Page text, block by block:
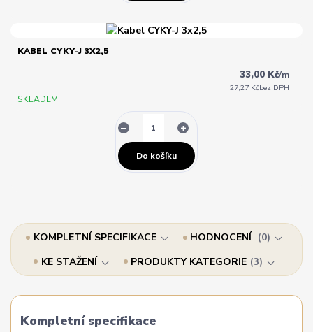
KABEL CYKY-J 3X2,5
33,00 Kč/m
27,27 Kčbez DPH
SKLADEM
Do košíku
KOMPLETNÍ SPECIFIKACE HODNOCENÍ
0
KE STAŽENÍ
PRODUKTY KATEGORIE 3
Kompletní specifikace